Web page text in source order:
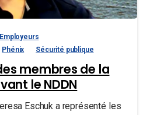
Employeurs
Phénix Sécurité publique
membres de la
le NDDN
Eschuk a représenté les